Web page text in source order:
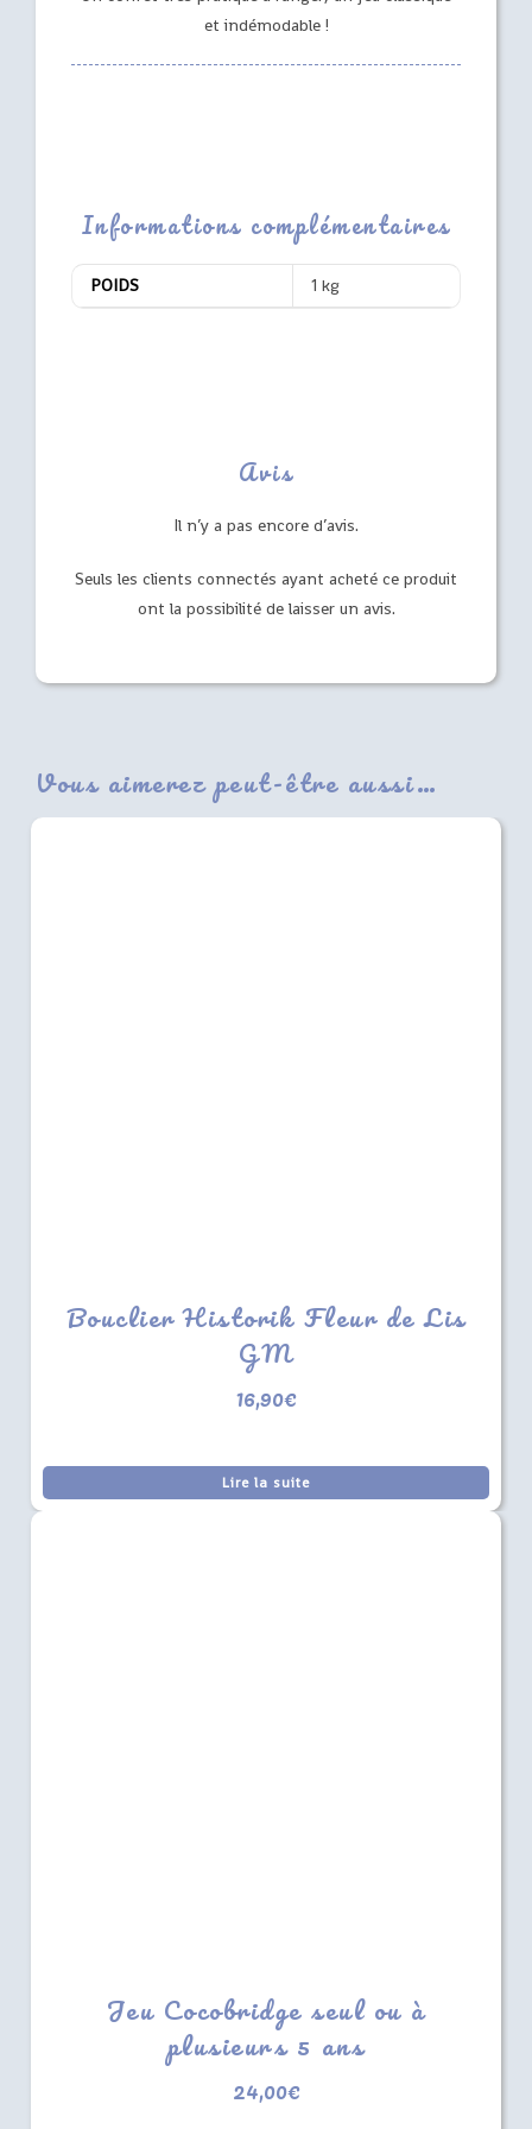
et indémodable !
Informations complémentaires
POIDS 1 kg
Avis
Il n’y a pas encore d’avis.
Seuls les clients connectés ayant acheté ce produit
ont la possibilité de laisser un avis.
Vous aimerez peut-être aussi…
Bouclier Historik Fleur de Lis
GM
16,90€
Lire la suite
Jeu Cocobridge seul ou à
plusieurs 5 ans
24,00€